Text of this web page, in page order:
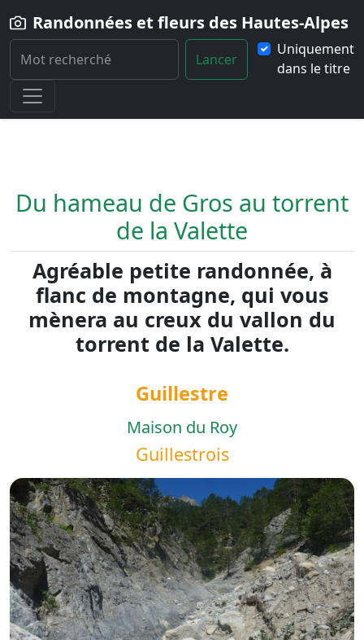
Randonnées et fleurs des Hautes-Alpes
Lancer
Uniquement
dans le titre
Home
Randonnée
Du-hameau-de-Gros-au-torrent-de-la-Valette
Du hameau de Gros au torrent
de la Valette
Agréable petite randonnée, à
flanc de montagne, qui vous
mènera au creux du vallon du
torrent de la Valette.
Guillestre
Maison du Roy
Guillestrois